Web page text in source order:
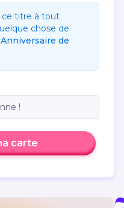
ce titre à tout
chose de
de
carte